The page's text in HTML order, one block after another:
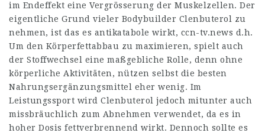
im Endeffekt eine Vergrösserung der Muskelzellen. Der
eigentliche Grund vieler Bodybuilder Clenbuterol zu
nehmen, ist das es antikatabole wirkt, ccn-tv.news d.h.
Um den Körperfettabbau zu maximieren, spielt auch
der Stoffwechsel eine maßgebliche Rolle, denn ohne
körperliche Aktivitäten, nützen selbst die besten
Nahrungsergänzungsmittel eher wenig. Im
Leistungssport wird Clenbuterol jedoch mitunter auch
missbräuchlich zum Abnehmen verwendet, da es in
hoher Dosis fettverbrennend wirkt. Dennoch sollte es